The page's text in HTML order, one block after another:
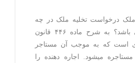
درخواست تخلیه ملک در چه
زمانی ممکن می باشد؟ به شرح ماده ۴۴۶ قانون
است که به موجب آن مستاجر
می­شود. اجاره­ دهنده را